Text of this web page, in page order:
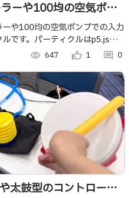
ーや100均の空気ポン
輝くパーティクル
や100均の空気ポンプでの入力
です。パーティクルはp5.jsで
visibility 647 thumb_up_alt 1 comment 0
太鼓型のコントローラ